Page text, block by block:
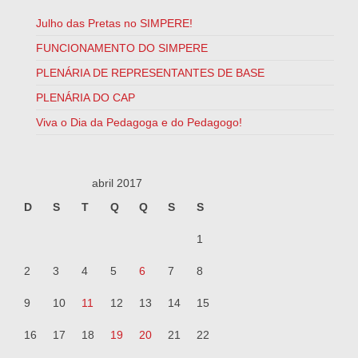
Julho das Pretas no SIMPERE!
FUNCIONAMENTO DO SIMPERE
PLENÁRIA DE REPRESENTANTES DE BASE
PLENÁRIA DO CAP
Viva o Dia da Pedagoga e do Pedagogo!
abril 2017
D
S T Q Q S S
1
2 3 4 5 6 7 8
9 10 11 12 13 14 15
16 17 18 19 20 21 22